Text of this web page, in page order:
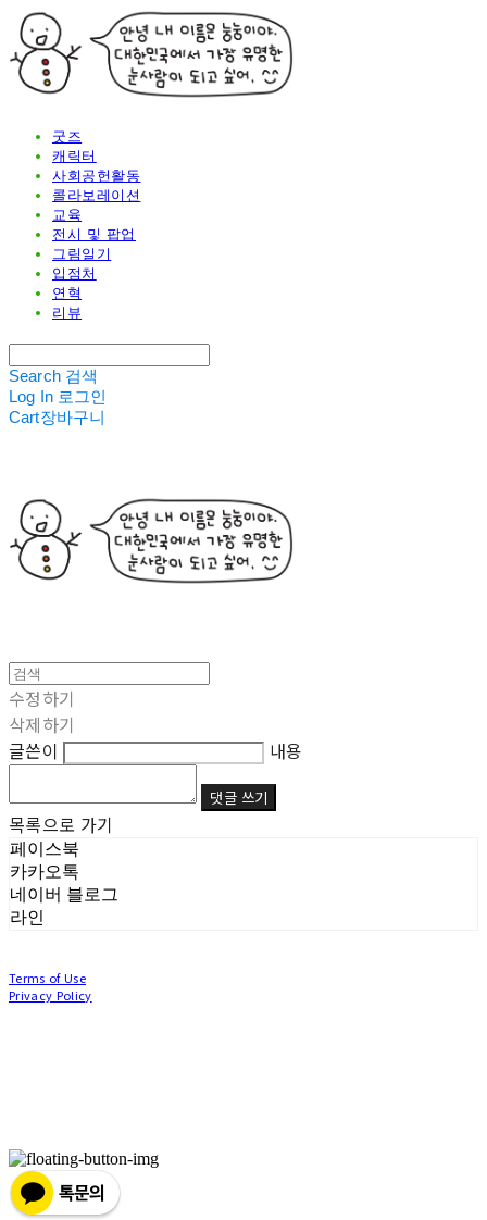
굿즈
캐릭터
사회공헌활동
콜라보레이션
교육
전시 및 팝업
그림일기
입점처
연혁
리뷰
Search 검색
Log In 로그인
Cart장바구니
수정하기
삭제하기
글쓴이
내용
댓글 쓰기
목록으로 가기
페이스북
카카오톡
네이버 블로그
라인
Terms of Use
Privacy Policy